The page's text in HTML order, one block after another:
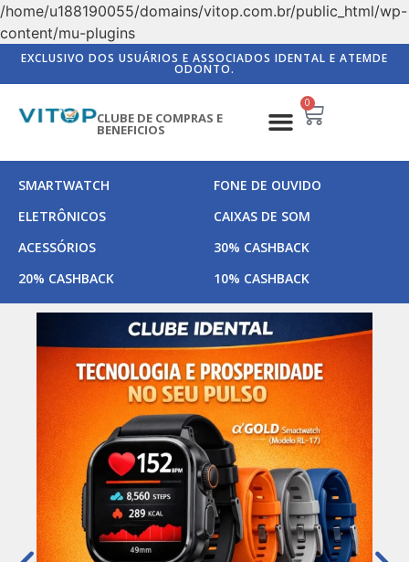
/home/u188190055/domains/vitop.com.br/public_html/wp-
content/mu-plugins
EXCLUSIVO DOS USUÁRIOS E ASSOCIADOS IDENTAL E ATEMDE
ODONTO.
CLUBE DE COMPRAS E
BENEFICIOS
0
SMARTWATCH
FONE DE OUVIDO
ELETRÔNICOS
CAIXAS DE SOM
ACESSÓRIOS
30% CASHBACK
20% CASHBACK
10% CASHBACK